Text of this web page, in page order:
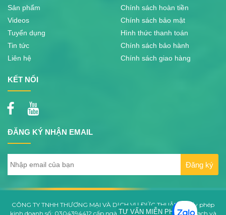
Sản phẩm
Videos
Tuyển dụng
Tin tức
Liên hệ
Chính sách hoàn tiền
Chính sách bảo mật
Hình thức thanh toán
Chính sách bảo hành
Chính sách giao hàng
KẾT NỐI
ĐĂNG KÝ NHẬN EMAIL
CÔNG TY TNHH THƯƠNG MẠI VÀ DỊCH VỤ ĐỨC THUẬN - Giấy phép
kinh doanh số: 0304394412 cấp ngày 06/06/2006 bởi Sở Kế Hoạch và
TƯ VẤN MIỄN PHÍ